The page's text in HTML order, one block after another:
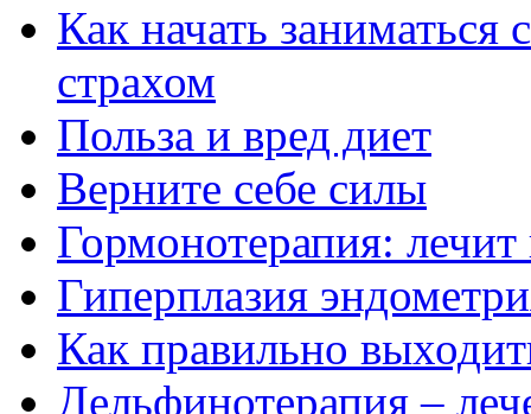
Как начать
страхом
Польза и вред диет
Верните себе силы
Гормонотерапия: лечит
Гиперплазия
Как правильно
Дельфинотерапия –